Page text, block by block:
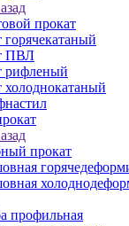
прокат
горячекатаный
ПВЛ
рифленый
холоднокатаный
прокат
профильная